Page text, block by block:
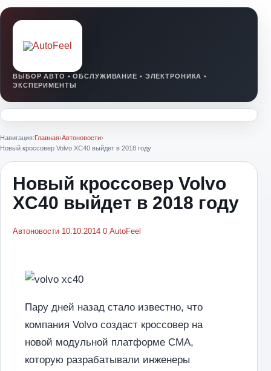
Навигация:Главная›Автоновости›
Новый кроссовер Volvo XC40 выйдет в 2018 году
Новый кроссовер Volvo
XC40 выйдет в 2018 году
Автоновости 10.10.2014 0 AutoFeel
Пару дней назад стало известно, что
компания Volvo создаст кроссовер на
новой модульной платформе CMA,
которую разрабатывали инженеры